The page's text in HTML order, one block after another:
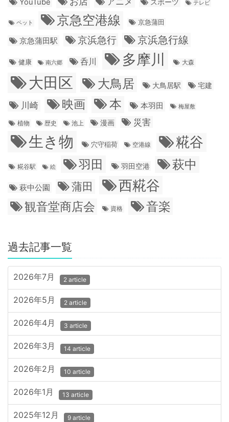
YouTube テレビ
ペット 京急空港線 京急蒲田
京急蒲田駅 京浜急行 京浜急行線
健康 南六郷 呑川 多摩川 大森
大田区 大鳥居 大鳥居駅 宅建
川崎 映画 本 本羽田 梅屋敷
植物 歴史 池上 漫画 災害
生き物 穴守稲荷 空港線 糀谷
糀谷駅 絵 羽田 羽田空港 萩中
萩中公園 蒲田 西糀谷
観音堂商店会 資格 音楽
過去記事一覧
2026年7月 2 article
2026年5月 2 article
2026年4月 3 article
2026年3月 14 article
2026年2月 10 article
2026年1月 13 article
2025年12月 9 article